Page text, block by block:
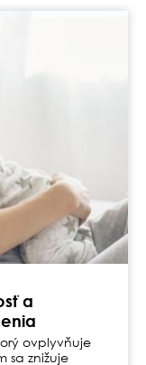
a
ovplyvňuje
sa znižuje